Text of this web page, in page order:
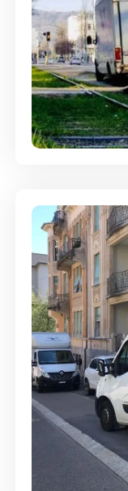
Ein- und
Günstige
Service